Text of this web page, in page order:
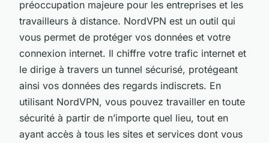
préoccupation majeure pour les entreprises et les
travailleurs à distance. NordVPN est un outil qui
vous permet de protéger vos données et votre
connexion internet. Il chiffre votre trafic internet et
le dirige à travers un tunnel sécurisé, protégeant
ainsi vos données des regards indiscrets. En
utilisant NordVPN, vous pouvez travailler en toute
sécurité à partir de n’importe quel lieu, tout en
ayant accès à tous les sites et services dont vous